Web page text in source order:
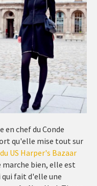
en chef du Conde
qu'elle mise tout sur
du US Harper's Bazaar
marche bien, elle est
qui fait d'elle une